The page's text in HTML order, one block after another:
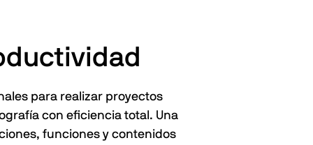
para realizar proyectos
con eficiencia total. Una
funciones y contenidos